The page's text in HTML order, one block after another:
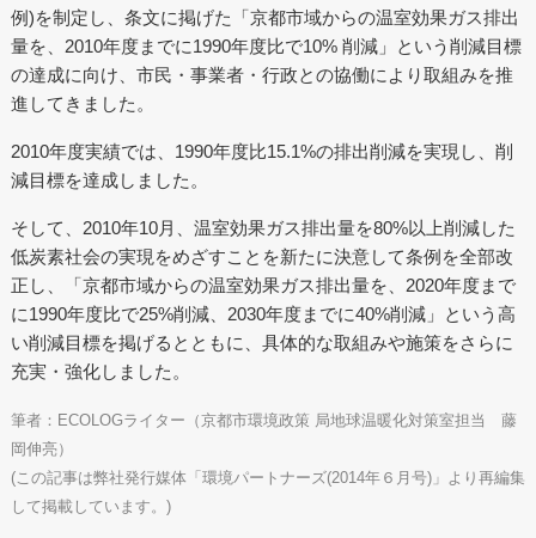
例)を制定し、条文に掲げた「京都市域からの温室効果ガス排出
量を、2010年度までに1990年度比で10% 削減」という削減目標
の達成に向け、市民・事業者・行政との協働により取組みを推
進してきました。
2010年度実績では、1990年度比15.1%の排出削減を実現し、削
減目標を達成しました。
そして、2010年10月、温室効果ガス排出量を80%以上削減した
低炭素社会の実現をめざすことを新たに決意して条例を全部改
正し、「京都市域からの温室効果ガス排出量を、2020年度まで
に1990年度比で25%削減、2030年度までに40%削減」という高
い削減目標を掲げるとともに、具体的な取組みや施策をさらに
充実・強化しました。
筆者：ECOLOGライター（京都市環境政策 局地球温暖化対策室担当 藤
岡伸亮）
(この記事は弊社発行媒体「環境パートナーズ(2014年６月号)」より再編集
して掲載しています。)